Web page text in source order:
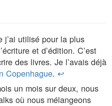
utilisé pour la plus
et d’édition. C’est
des livres. Je l’avais déjà
Copenhague. ↩︎
un mois sur deux, nous
où nous mélangeons